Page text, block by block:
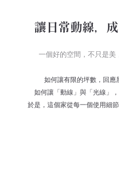
讓日常動線，
一個好的空間，不只是
如何讓有限的坪數，回應
如何讓「動線」與「光線」
於是，這個家從每一個使用細